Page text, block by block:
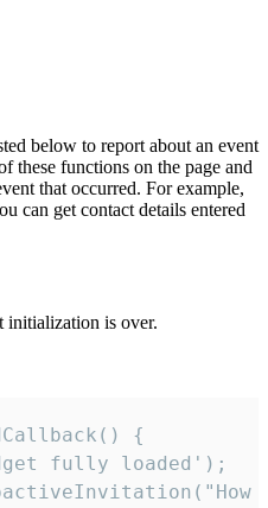
below to report about an event
these functions on the page and
that occurred. For example,
can get contact details entered
initialization is over.
{
fully loaded');